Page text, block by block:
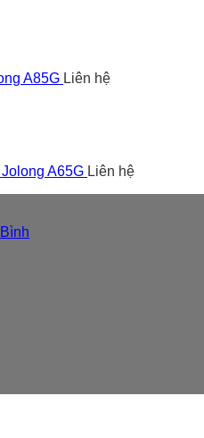
A85G Liên hệ
A65G Liên hệ